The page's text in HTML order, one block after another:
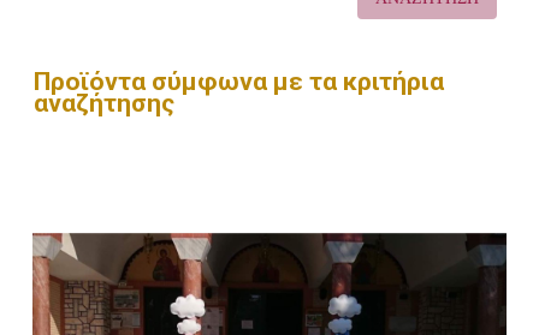
Προϊόντα σύμφωνα με τα κριτήρια
αναζήτησης